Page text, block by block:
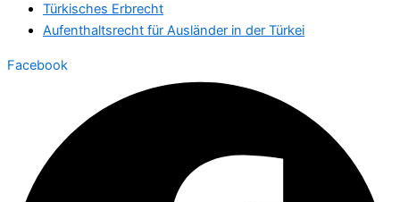
Türkisches Erbrecht
Aufenthaltsrecht für Ausländer in der Türkei
Facebook